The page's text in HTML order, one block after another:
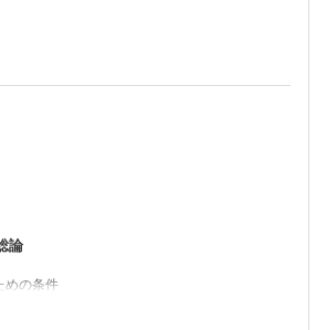
論
めの条件
雑化させる因子